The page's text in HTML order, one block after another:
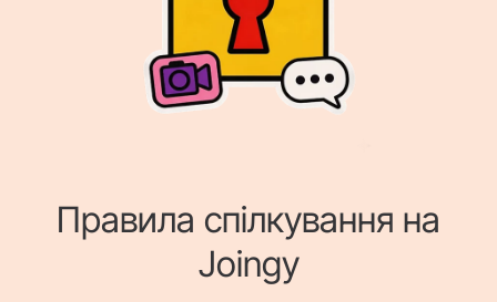
Правила спілкування на
Joingy